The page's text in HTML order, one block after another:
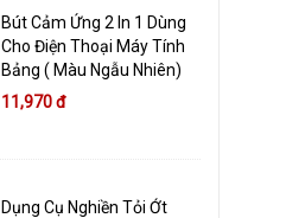
Bút Cảm Ứng 2 In 1 Dùng
Cho Điện Thoại Máy Tính
Bảng ( Màu Ngẫu Nhiên)
11,970 đ
Dụng Cụ Nghiền Tỏi Ớt